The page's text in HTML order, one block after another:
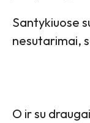
Santykiuose
nesutarimai,
O ir su